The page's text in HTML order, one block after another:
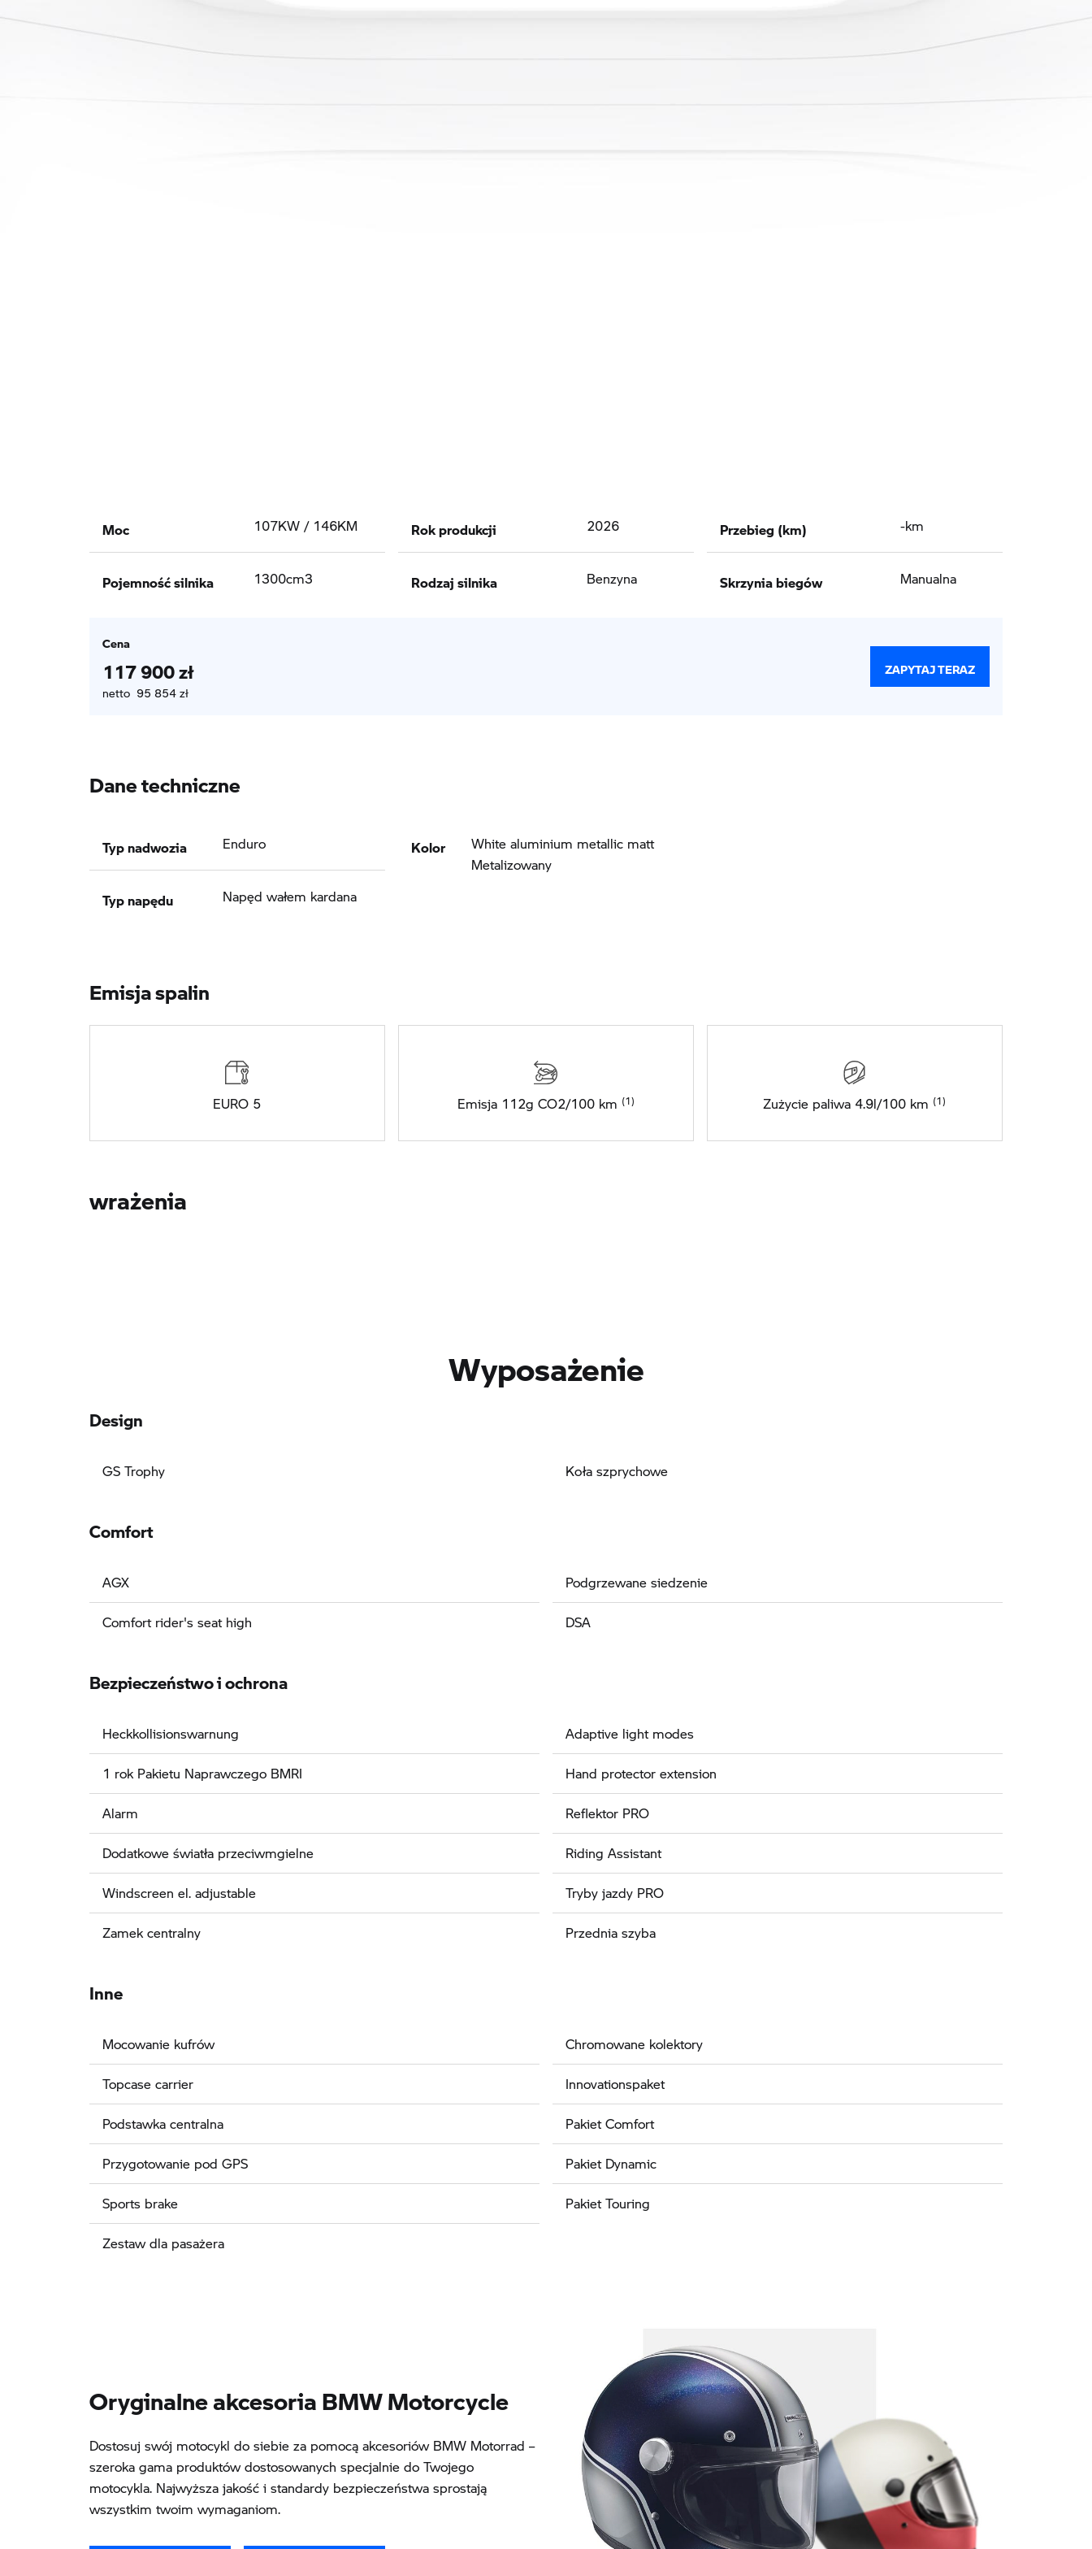
Moc 107KW / 146KM
Pojemność silnika 1300cm3
Rok produkcji 2026
Rodzaj silnika Benzyna
Przebieg (km) -km
Skrzynia biegów Manualna
Cena
117 900 zł
netto 95 854 zł
ZAPYTAJ TERAZ
Dane techniczne
Typ nadwozia Enduro
Typ napędu Napęd wałem kardana
Kolor
White aluminium metallic matt
Metalizowany
Emisja spalin
EURO 5 Emisja 112g CO2/100 km Zużycie paliwa 4.9l/100 km
wrażenia
Wyposażenie
Design
GS Trophy Koła szprychowe
Comfort
AGX
Comfort rider's seat high
Podgrzewane siedzenie
DSA
Bezpieczeństwo i ochrona
Heckkollisionswarnung
1 rok Pakietu Naprawczego BMRI
Alarm
Dodatkowe światła przeciwmgielne
Windscreen el. adjustable
Zamek centralny
Adaptive light modes
Hand protector extension
Reflektor PRO
Riding Assistant
Tryby jazdy PRO
Przednia szyba
Inne
Mocowanie kufrów
Topcase carrier
Podstawka centralna
Przygotowanie pod GPS
Sports brake
Zestaw dla pasażera
Chromowane kolektory
Innovationspaket
Pakiet Comfort
Pakiet Dynamic
Pakiet Touring
Oryginalne akcesoria BMW Motorcycle
Dostosuj swój motocykl do siebie za pomocą akcesoriów BMW Motorrad –
szeroka gama produktów dostosowanych specjalnie do Twojego
motocykla. Najwyższa jakość i standardy bezpieczeństwa sprostają
wszystkim twoim wymaganiom.